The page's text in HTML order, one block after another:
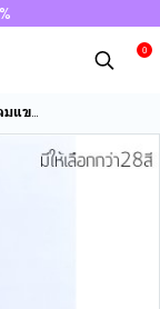
0
สีฟ้าทะเล